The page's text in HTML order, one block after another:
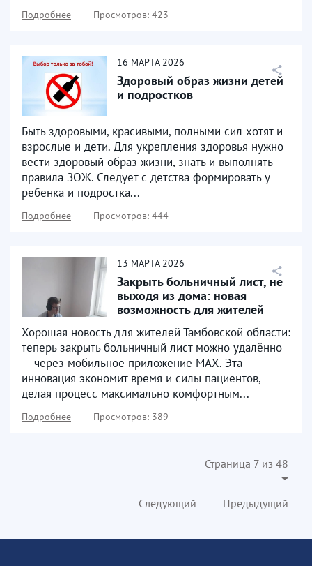
Подробнее Просмотров: 423
16 МАРТА 2026
Здоровый образ жизни детей
и подростков
Быть здоровыми, красивыми, полными сил хотят и
взрослые и дети. Для укрепления здоровья нужно
вести здоровый образ жизни, знать и выполнять
правила ЗОЖ. Следует с детства формировать у
ребенка и подростка...
Подробнее Просмотров: 444
13 МАРТА 2026
Закрыть больничный лист, не
выходя из дома: новая
возможность для жителей
ТОГБУЗ «Моршанской...
Хорошая новость для жителей Тамбовской области:
теперь закрыть больничный лист можно удалённо
— через мобильное приложение МАХ. Эта
инновация экономит время и силы пациентов,
делая процесс максимально комфортным...
Подробнее Просмотров: 389
Страница 7 из 48
Предыдущий
Следующий